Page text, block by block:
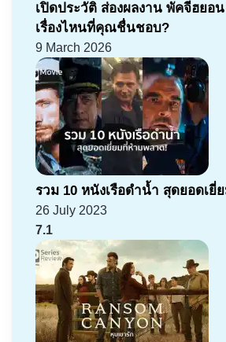
เปิดประวัติ ส่องผลงาน พัคจีฮยอ
เรื่องไหนที่คุณชื่นชอบ?
9 March 2026
รวม 10 หนังเรือดำน้ำ สุดยอดเยี่
26 July 2023
7.1